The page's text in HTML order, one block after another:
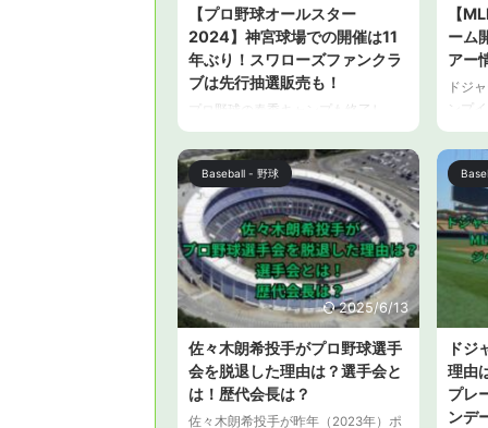
歴や、元アナウンサーの奥様につい
て解説します。 元ドジャース石井一
久氏の経歴は？ 石井一久氏は、東京
学館浦安高等学校出 ...
場グ
てい
と、
【プロ野球オールスター
2024】神宮球場での開催は11
年ぶり！スワローズファンクラ
ブは先行抽選販売も！
プロ野球の春季キャンプも終了し、
開幕まで1か月となっています。 交流
戦、オールスターゲームの日程も発
表されていますが、2024年のマイナ
ビオールスターゲームの第2戦は明治
神宮野球場（神宮球場）で開催され
ます。 明治神宮野球場（神宮球場）
での開催は2013年以来11年ぶりの開
催となり、東京の屋外球場でのオー
ルスターゲームを待ちわびていた皆
さんには嬉しいニュースです。 この
記事では、過去のオールスターゲー
ムの開催地情報と、2024年のプロ野
球オールスターゲームのチケット購
入方法について解説します。 【プロ
【
ーム
アー
ドジ
ンプ
せて
に、
ール
する
ター
この
のオ
情報
やツ
【
催球
ール
テキ
Baseball - 野球
2025/6/13
佐々木朗希投手がプロ野球選手
会を脱退した理由は？選手会と
は！歴代会長は？
佐々木朗希投手が昨年（2023年）ポ
ドジ
理由
プレ
ンデ